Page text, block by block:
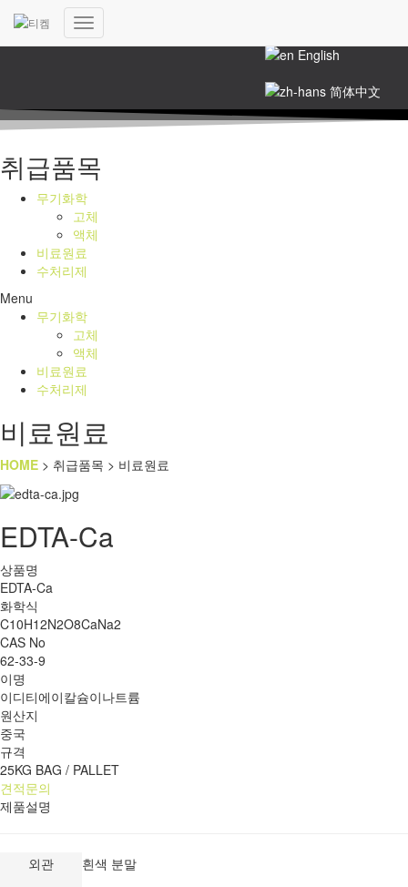
English
简体中文
내
션
토
취급품목
무기화학
고체
액체
비료원료
수처리제
Menu
무기화학
고체
액체
비료원료
수처리제
비료원료
HOME > 취급품목 > 비료원료
EDTA-Ca
상품명
EDTA-Ca
화학식
C10H12N2O8CaNa2
CAS No
62-33-9
이명
이디티에이칼슘이나트륨
원산지
중국
규격
25KG BAG / PALLET
견적문의
제품설명
외관 흰색 분말